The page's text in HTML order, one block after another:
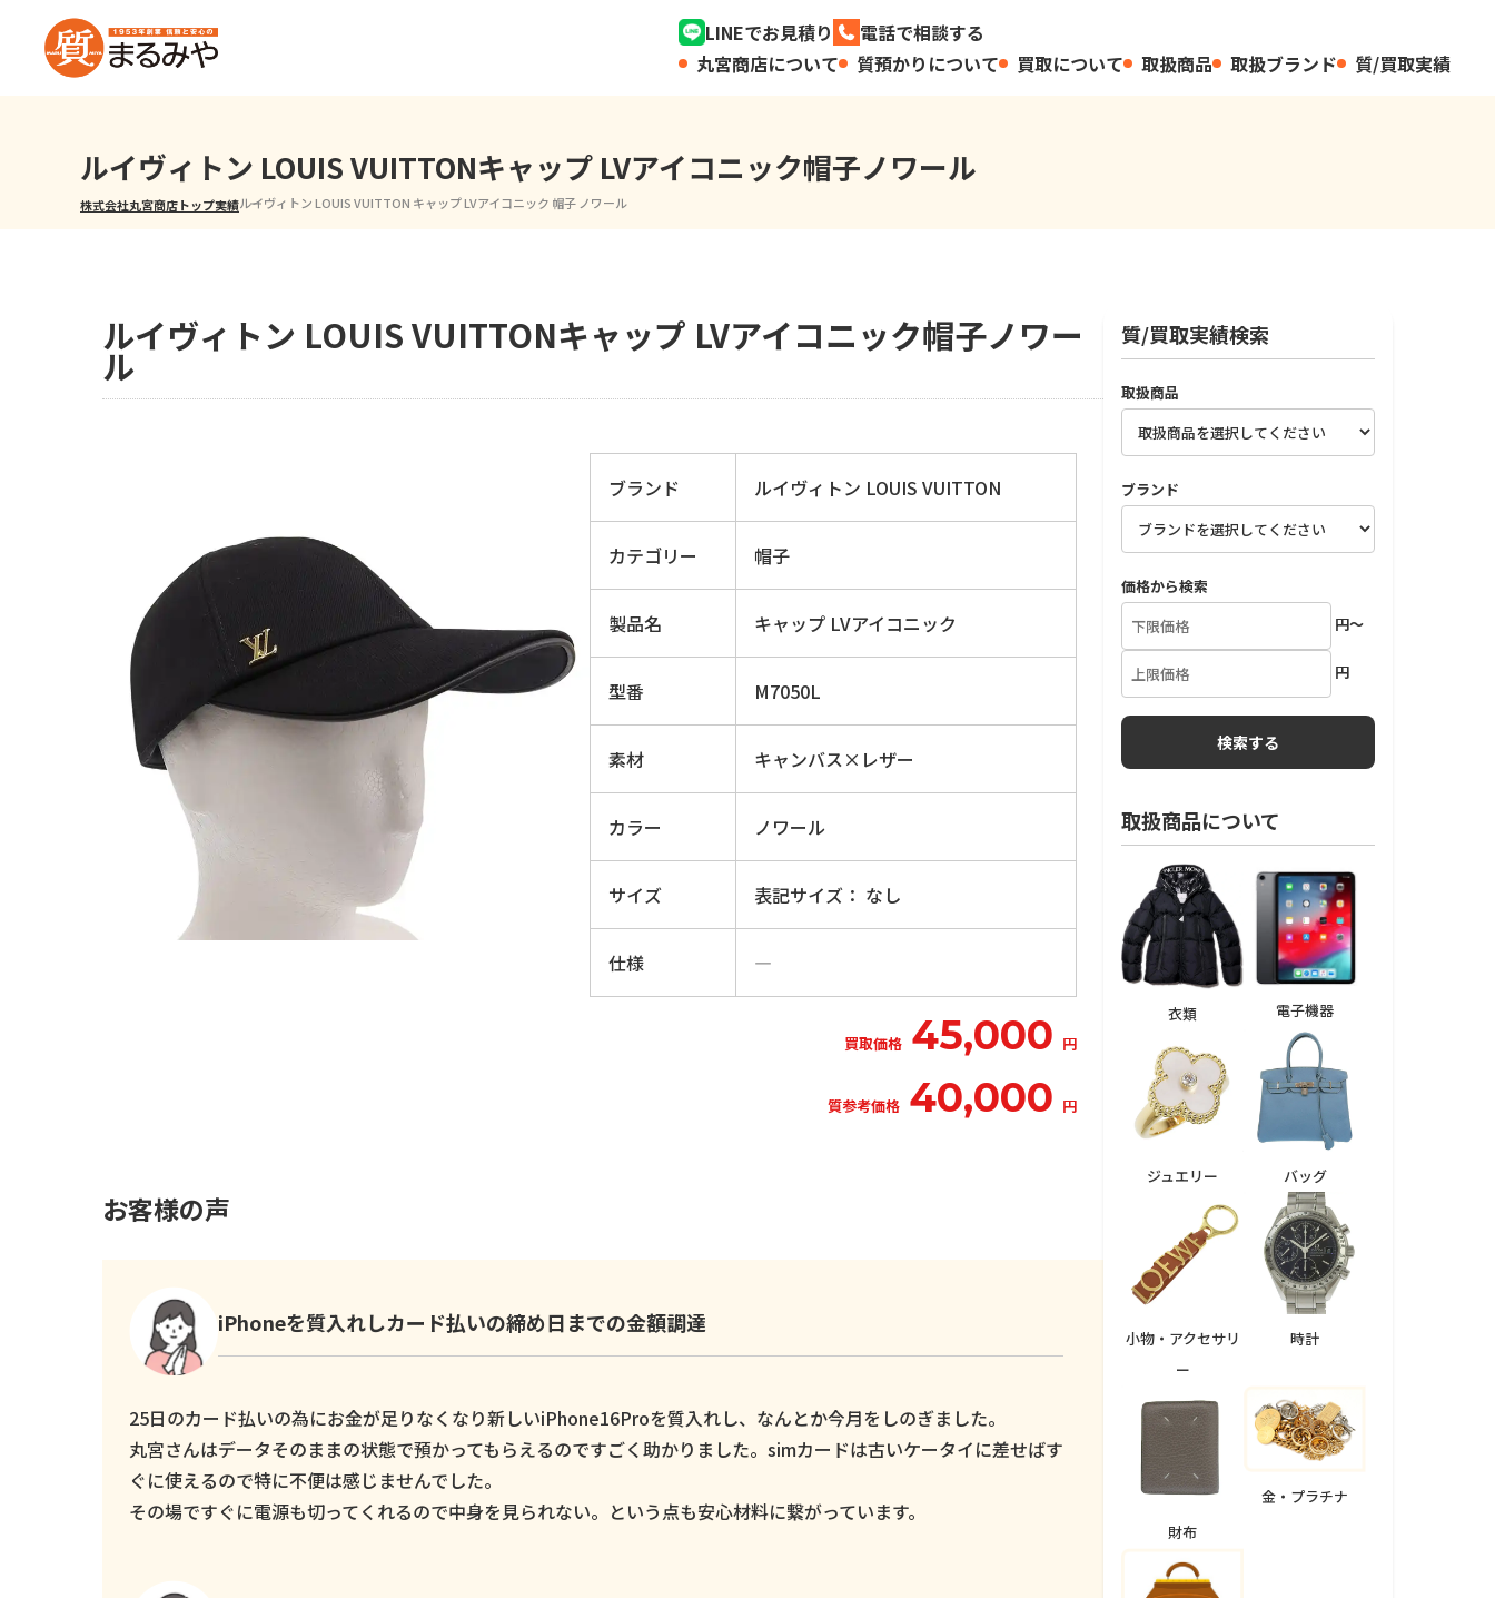
LINEでお見積り
電話で相談する
丸宮商店について
質預かりについて 買取について 取扱商品 取扱ブランド 質/買取実績
ルイヴィトン LOUIS VUITTONキャップ LVアイコニック帽子ノワール
株式会社丸宮商店トップ⁩実績ルイヴィトン LOUIS VUITTON キャップ LVアイコニック 帽子 ノワール
ルイヴィトン LOUIS VUITTONキャップ LVアイコニック帽子ノワー
ル
ブランド ルイヴィトン LOUIS VUITTON
カテゴリー 帽子
製品名 キャップ LVアイコニック
型番 M7050L
素材 キャンバス×レザー
カラー ノワール
サイズ 表記サイズ： なし
仕様 ―
買取価格 45,000 円
質参考価格 40,000 円
お客様の声
iPhoneを質入れしカード払いの締め日までの金額調達
25日のカード払いの為にお金が足りなくなり新しいiPhone16Proを質入れし、なんとか今月をしのぎました。
丸宮さんはデータそのままの状態で預かってもらえるのですごく助かりました。simカードは古いケータイに差せばす
ぐに使えるので特に不便は感じませんでした。
その場ですぐに電源も切ってくれるので中身を見られない。という点も安心材料に繋がっています。
質/買取実績検索
取扱商品
ブランド
価格から検索
円～
円
取扱商品について
衣類 電子機器
ジュエリー バッグ
小物・アクセサリ
ー
時計
財布
金・プラチナ